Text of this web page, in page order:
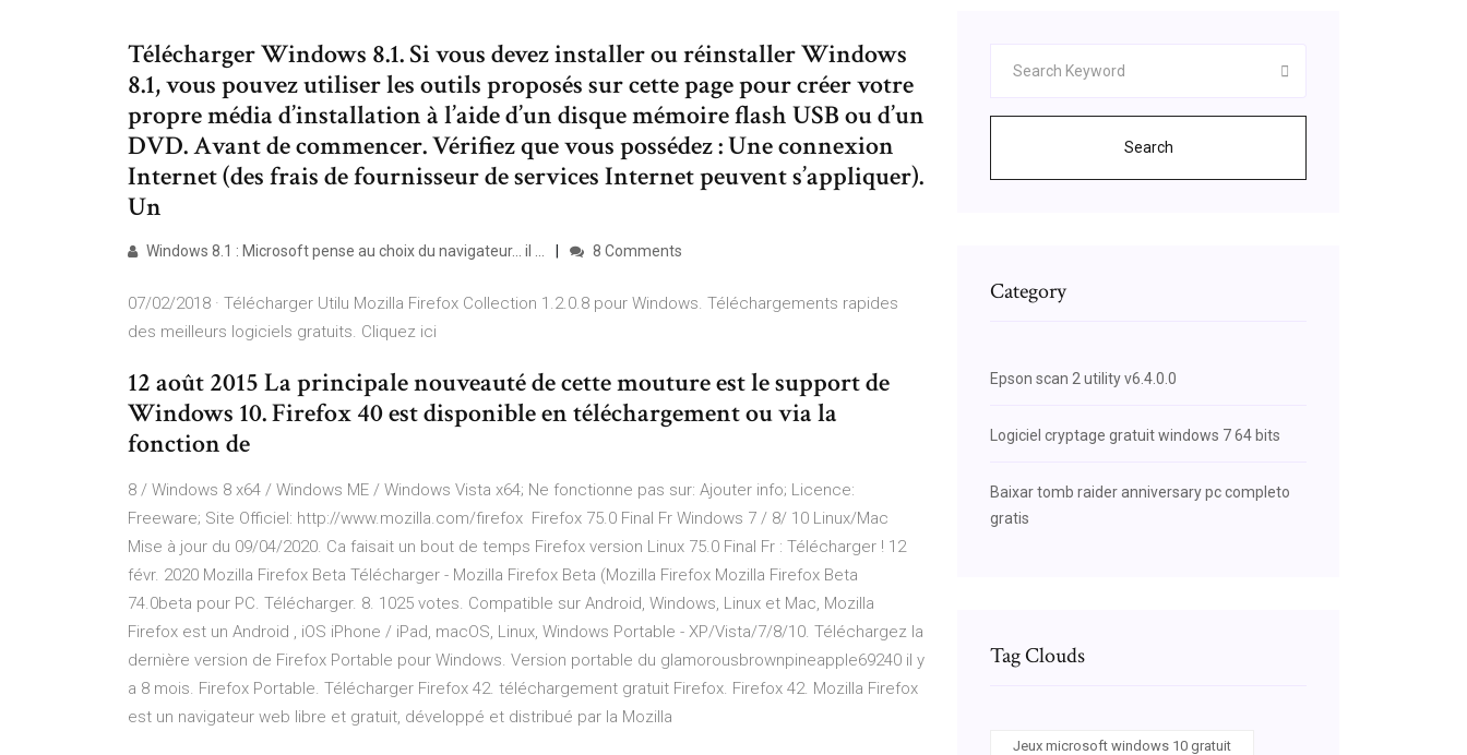
Télécharger Windows 8.1. Si vous devez installer ou réinstaller Windows
8.1, vous pouvez utiliser les outils proposés sur cette page pour créer votre
propre média d’installation à l’aide d’un disque mémoire flash USB ou d’un
DVD. Avant de commencer. Vérifiez que vous possédez : Une connexion
Internet (des frais de fournisseur de services Internet peuvent s’appliquer).
Un
Windows 8.1 : Microsoft pense au choix du navigateur... il ... 8 Comments
07/02/2018 · Télécharger Utilu Mozilla Firefox Collection 1.2.0.8 pour Windows. Téléchargements rapides
des meilleurs logiciels gratuits. Cliquez ici
12 août 2015 La principale nouveauté de cette mouture est le support de
Windows 10. Firefox 40 est disponible en téléchargement ou via la
fonction de
8 / Windows 8 x64 / Windows ME / Windows Vista x64; Ne fonctionne pas sur: Ajouter info; Licence:
Freeware; Site Officiel: http://www.mozilla.com/firefox Firefox 75.0 Final Fr Windows 7 / 8/ 10 Linux/Mac
Mise à jour du 09/04/2020. Ca faisait un bout de temps Firefox version Linux 75.0 Final Fr : Télécharger ! 12
févr. 2020 Mozilla Firefox Beta Télécharger - Mozilla Firefox Beta (Mozilla Firefox Mozilla Firefox Beta
74.0beta pour PC. Télécharger. 8. 1025 votes. Compatible sur Android, Windows, Linux et Mac, Mozilla
Firefox est un Android , iOS iPhone / iPad, macOS, Linux, Windows Portable - XP/Vista/7/8/10. Téléchargez la
dernière version de Firefox Portable pour Windows. Version portable du glamorousbrownpineapple69240 il y
a 8 mois. Firefox Portable. Télécharger Firefox 42. téléchargement gratuit Firefox. Firefox 42. Mozilla Firefox
est un navigateur web libre et gratuit, développé et distribué par la Mozilla
Search
Category
Epson scan 2 utility v6.4.0.0
Logiciel cryptage gratuit windows 7 64 bits
Baixar tomb raider anniversary pc completo
gratis
Tag Clouds
Jeux microsoft windows 10 gratuit